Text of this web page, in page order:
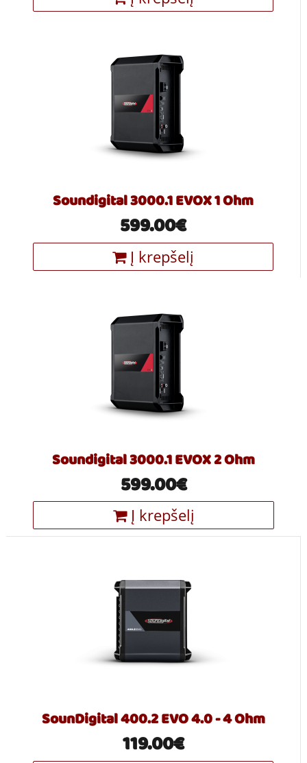
Soundigital 3000.1 EVOX 1 Ohm
599.00€
Į krepšelį
Soundigital 3000.1 EVOX 2 Ohm
599.00€
Į krepšelį
SounDigital 400.2 EVO 4.0 - 4 Ohm
119.00€